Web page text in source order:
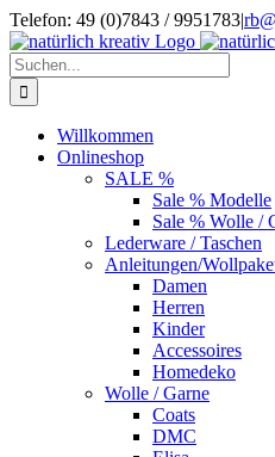
Zum
Inhalt
springen
Telefon: 49 (0)7843 / 9951783|
Suche
nach:
Willkommen
Onlineshop
SALE %
Sale % Modelle
Sale % Wolle /
Lederware / Taschen
Anleitungen/
Damen
Herren
Kinder
Accessoires
Homedeko
Wolle / Garne
Coats
DMC